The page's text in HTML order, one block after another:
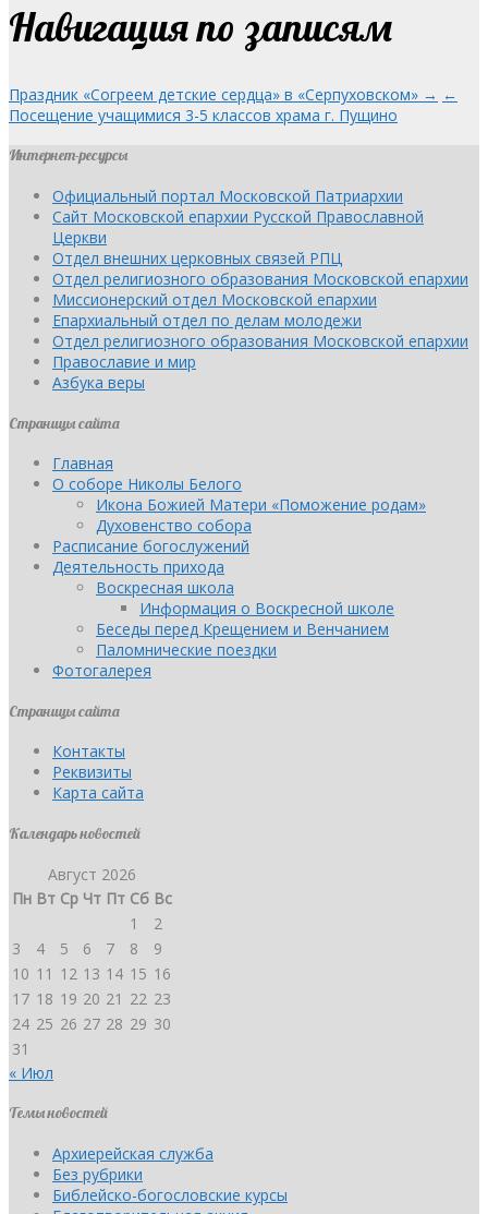
Навигация по записям
Праздник «Согреем детские сердца» в «Серпуховском» → ←
Посещение учащимися 3-5 классов храма г. Пущино
Интернет-ресурсы
Официальный портал Московской Патриархии
Сайт Московской епархии Русской Православной
Церкви
Отдел внешних церковных связей РПЦ
Отдел религиозного образования Московской епархии
Миссионерский отдел Московской епархии
Епархиальный отдел по делам молодежи
Отдел религиозного образования Московской епархии
Православие и мир
Азбука веры
Страницы сайта
Главная
О соборе Николы Белого
Икона Божией Матери «Поможение родам»
Духовенство собора
Расписание богослужений
Деятельность прихода
Воскресная школа
Информация о Воскресной школе
Беседы перед Крещением и Венчанием
Паломнические поездки
Фотогалерея
Страницы сайта
Контакты
Реквизиты
Карта сайта
Календарь новостей
Август 2026
Пн Вт Ср Чт Пт Сб Вс
1
2
3
4 5 6 7 8
9
10 11 12 13 14 15 16
17 18 19 20 21 22 23
24 25 26 27 28 29 30
31
« Июл
Темы новостей
Архиерейская служба
Без рубрики
Библейско-богословские курсы